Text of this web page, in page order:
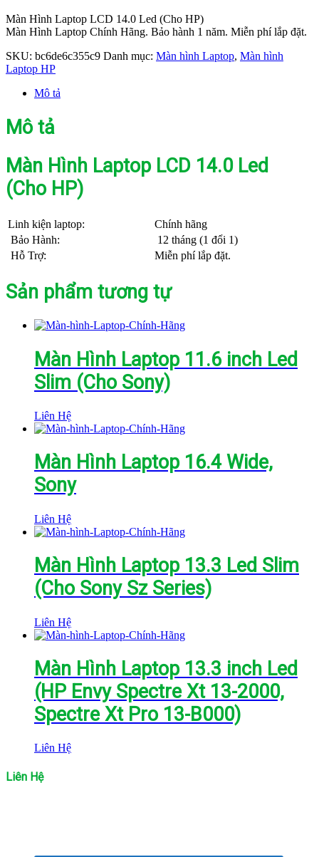
Màn Hình Laptop LCD 14.0 Led (Cho HP)
Màn Hình Laptop Chính Hãng. Bảo hành 1 năm. Miễn phí lắp đặt.
SKU: bc6de6c355c9 Danh mục: Màn hình Laptop, Màn hình
Laptop HP
Mô tả
Mô tả
Màn Hình Laptop LCD 14.0 Led
(Cho HP)
Linh kiện laptop:
Chính hãng
Bảo Hành:
12 tháng (1 đổi 1)
Hỗ Trợ:
Miễn phí lắp đặt.
Sản phẩm tương tự
Màn Hình Laptop 11.6 inch Led
Slim (Cho Sony)
Liên Hệ
Màn Hình Laptop 16.4 Wide,
Sony
Liên Hệ
Màn Hình Laptop 13.3 Led Slim
(Cho Sony Sz Series)
Liên Hệ
Màn Hình Laptop 13.3 inch Led
(HP Envy Spectre Xt 13-2000,
Spectre Xt Pro 13-B000)
Liên Hệ
Liên Hệ